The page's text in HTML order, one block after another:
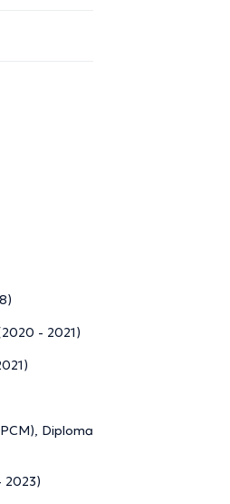
- 2021)
Diploma
2023)